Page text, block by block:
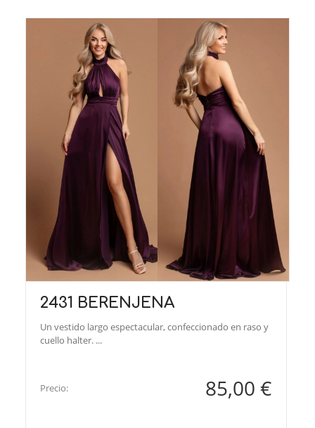
2431 BERENJENA
Un vestido largo espectacular, confeccionado en raso y
cuello halter. ...
Precio: 85,00 €